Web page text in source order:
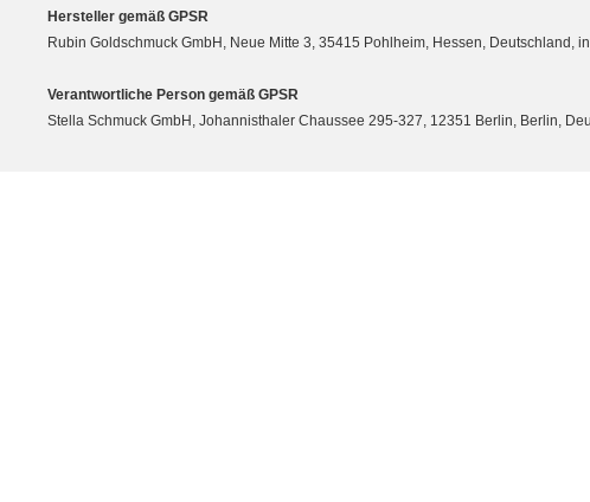
Hersteller gemäß GPSR
Rubin Goldschmuck GmbH, Neue Mitte 3, 35415 Pohlheim, Hessen, Deutschland,
Verantwortliche Person gemäß GPSR
Stella Schmuck GmbH, Johannisthaler Chaussee 295-327, 12351 Berlin, Berlin,